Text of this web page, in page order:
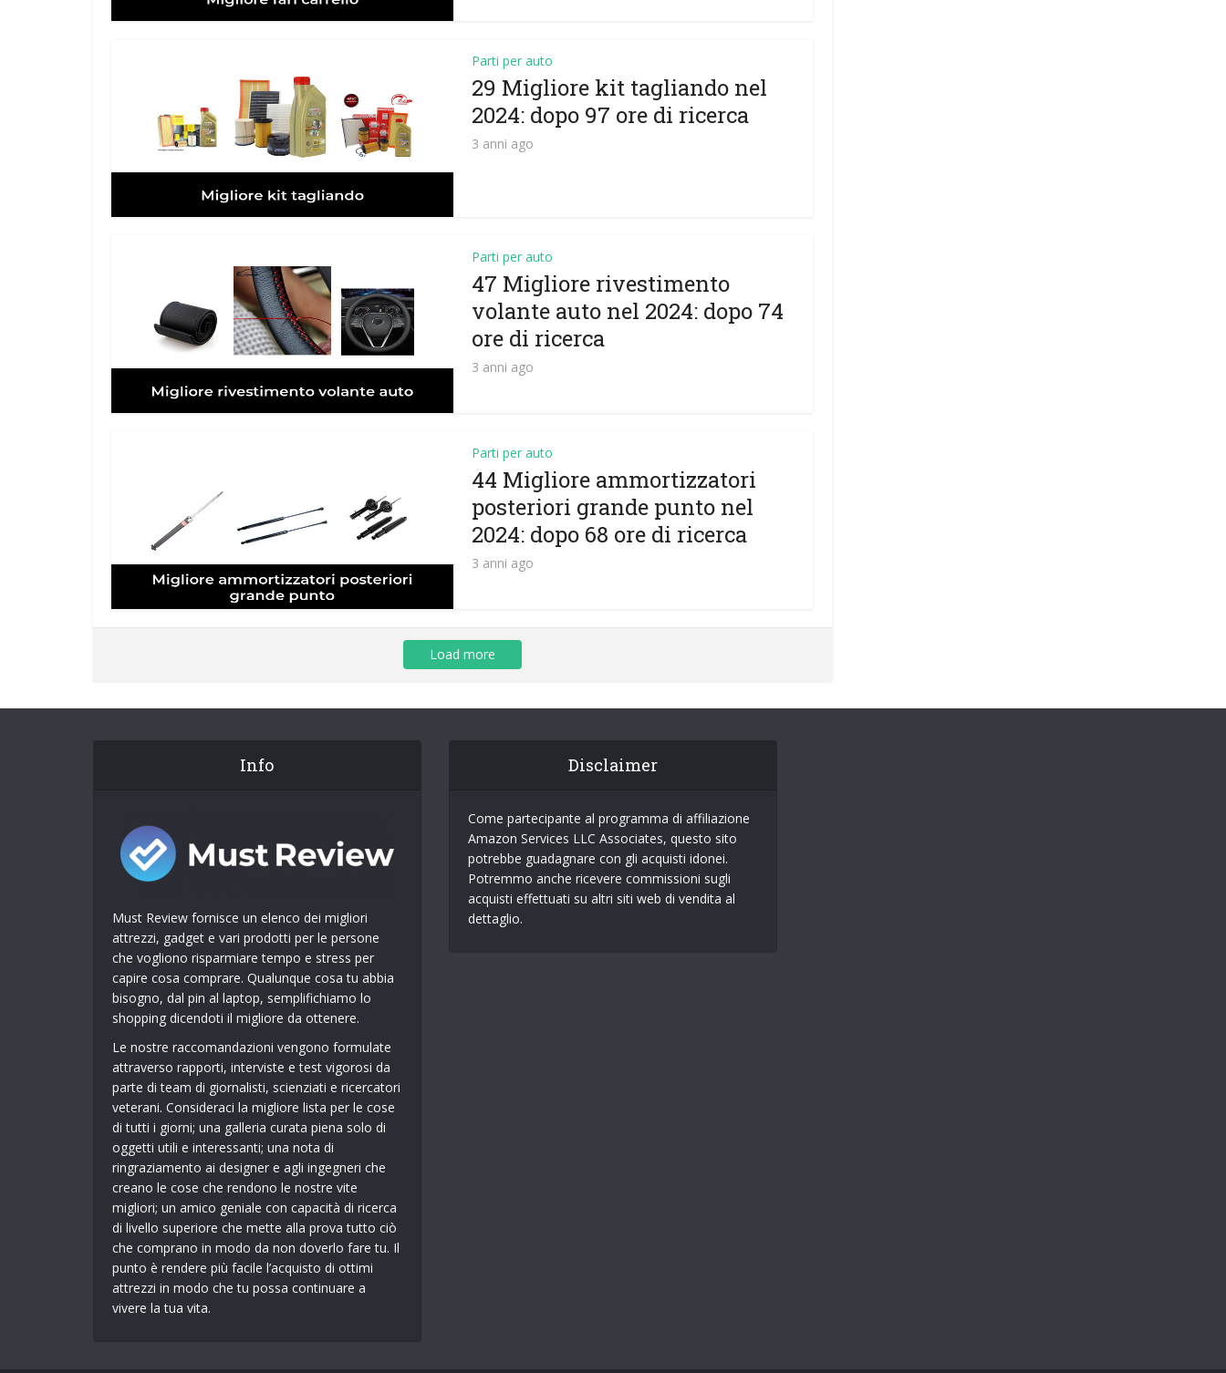
Parti per auto
29 Migliore kit tagliando nel
2024: dopo 97 ore di ricerca
3 anni ago
Parti per auto
47 Migliore rivestimento
volante auto nel 2024: dopo 74
ore di ricerca
3 anni ago
Parti per auto
44 Migliore ammortizzatori
posteriori grande punto nel
2024: dopo 68 ore di ricerca
3 anni ago
Load more
Info
Must Review fornisce un elenco dei migliori
attrezzi, gadget e vari prodotti per le persone
che vogliono risparmiare tempo e stress per
capire cosa comprare. Qualunque cosa tu abbia
bisogno, dal pin al laptop, semplifichiamo lo
shopping dicendoti il ​​migliore da ottenere.
Le nostre raccomandazioni vengono formulate
attraverso rapporti, interviste e test vigorosi da
parte di team di giornalisti, scienziati e ricercatori
veterani. Consideraci la migliore lista per le cose
di tutti i giorni; una galleria curata piena solo di
oggetti utili e interessanti; una nota di
ringraziamento ai designer e agli ingegneri che
creano le cose che rendono le nostre vite
migliori; un amico geniale con capacità di ricerca
di livello superiore che mette alla prova tutto ciò
che comprano in modo da non doverlo fare tu. Il
punto è rendere più facile l’acquisto di ottimi
attrezzi in modo che tu possa continuare a
vivere la tua vita.
Disclaimer
Come partecipante al programma di affiliazione
Amazon Services LLC Associates, questo sito
potrebbe guadagnare con gli acquisti idonei.
Potremmo anche ricevere commissioni sugli
acquisti effettuati su altri siti web di vendita al
dettaglio.